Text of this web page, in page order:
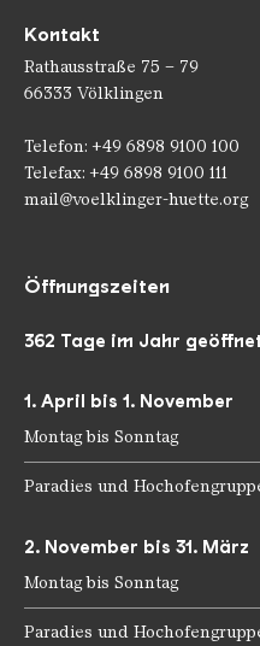
Kontakt
Rathausstraße 75 – 79
66333 Völklingen
Telefon: +49 6898 9100 100
Telefax: +49 6898 9100 111
mail@voelklinger-huette.org
Öffnungszeiten
362 Tage im Jahr
1. April bis 1. November
Montag bis Sonntag
Paradies und
2. November bis 31. März
Montag bis Sonntag
Paradies und